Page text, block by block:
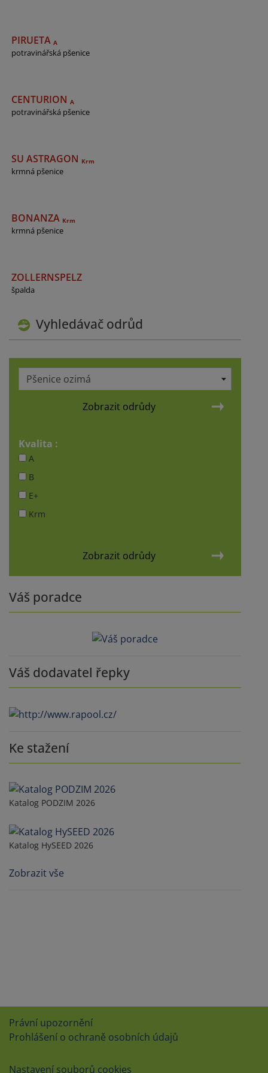
Vyhledávač odrůd
Pšenice ozimá
Zobrazit odrůdy
Kvalita :
A
B
E+
Krm
Zobrazit odrůdy
Váš poradce
Váš dodavatel řepky
Ke stažení
Katalog PODZIM 2026
Katalog HySEED 2026
Zobrazit vše
PIRUETA A
potravinářská pšenice
CENTURION A
potravinářská pšenice
SU ASTRAGON Krm
krmná pšenice
BONANZA Krm
krmná pšenice
ZOLLERNSPELZ
špalda
Právní upozornění
Prohlášení o ochraně osobních údajů
Nastavení souborů cookies